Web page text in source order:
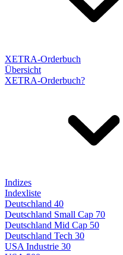
XETRA-Orderbuch
Übersicht
XETRA-Orderbuch?
Indizes
Indexliste
Deutschland 40
Deutschland Small Cap 70
Deutschland Mid Cap 50
Deutschland Tech 30
USA Industrie 30